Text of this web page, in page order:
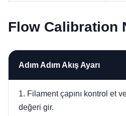
Flow Calibration
Adım Adım Akış Ayarı
1. Filament çapını kontrol et
değeri gir.